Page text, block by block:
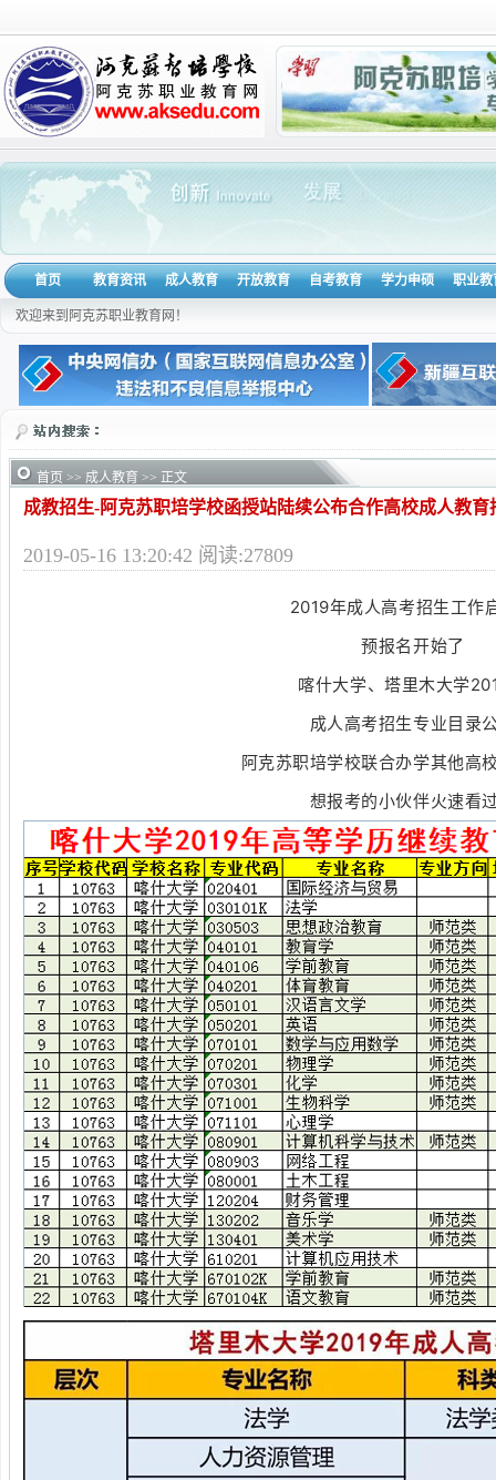
首页 教育资讯 成人教育 开放教育 自考教育 学力申硕 职业教
欢迎来到阿克苏职业教育网！
首页 >> 成人教育 >> 正文
成教招生-阿克苏职培学校函授站陆续公布合作高校成人教育
2019-05-16 13:20:42 阅读:27809
2019年成人高考招生工作
预报名开始了
喀什大学、塔里木大学
成人高考招生专业目录
阿克苏职培学校联合办学其他高
想报考的小伙伴火速看